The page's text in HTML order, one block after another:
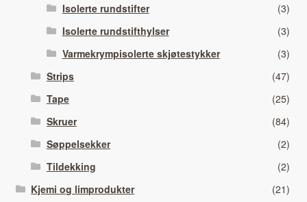
Isolerte rundstifter
(3)
Isolerte rundstifthylser
(3)
Varmekrympisolerte skjøtestykker
(3)
Strips
(47)
Tape
(25)
Skruer
(84)
Søppelsekker
(2)
Tildekking
(2)
Kjemi og limprodukter
(21)